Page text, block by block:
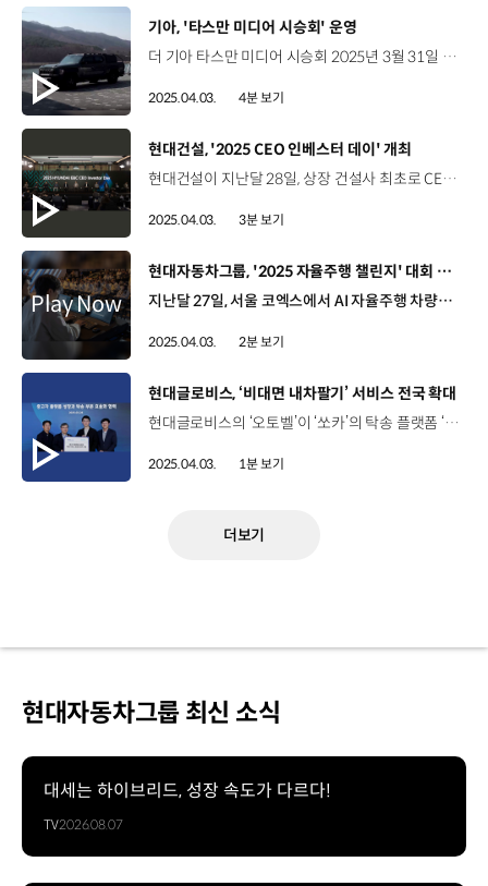
[동영상]
기아, '타스만 미디어 시승회' 운영
더 기아 타스만 미디어 시승회 2025년 3월 31일 ~ 4월 2일 강원도 인제 고성 브랜드 첫 정통 픽업 더 기아 타스만의 미디어 시승회 1박 2일간, 2회에 걸쳐 국내 미디어 약 100매체 인플루언서 50팀 참여 타스만 주요 USP 및 주행 성능 체험 견고함과 활용성을 갖춘 ‘타스만 익스트림’ 모델 험로 주행에 최적화된 ‘타스만 X-PRO’ 모델 오프로드 체험 타스만 X-PRO 모델을 활용해 산악 및 계곡, 수로 등 주행 체험 Traction Control System TCS 제어를 통해 산악 지형에서도 안정적으로 주행 산악 주행에 특화된 터레인 모드 ‘락(ROCK)’ 안정적인 오프로드 주행을 돕는 ‘X-트랙’ 모드 등 체험 0.5m-0.8m 깊이의 수로에서 도강 성능 확인 노면 상황에 따라 반응하는 오토 터레인 모드 경험 대각으로 무게 중심이 이동하는 상황에서 타스만의 차체와 서스펜션 강성 체험 높은 경사에도 안정감있는 주행 성능 체험 온로드 체험 타스만 익스트림 모델을 활용해 도로주행 성능 체험 최고 출력 281마력, 최대 토크 43.0kgf·m 오프로드와 온로드를 넘나드는 픽업, 타스만 NVH 성능 강화하기 위해 전방 및 유리 1열에 이중접합 차음유리 적용 기착지에 마련된 부스 다양한 피크닉 소품 활용 타스만의 우수한 공간 활용성 체험 픽업 플랫폼 ‘보디 온 프레임’ 적용 뛰어난 적재 능력, 높은 내구성 구현 최대 3,500kg까지 견인할 수 있는 토잉 성능 PM, 연구원, 마케팅 담당자가 직접 답변하는 미디어 QA 세션 진행 김홍모 기자 / 팍스경제TV기아의 타스만을 실제로 타보기 전에 느꼈던 감정은 ‘이제 픽업의 선택지가 늘었구나’ 정도만 생각하고 왔었는데 실제로 타 보니까 오프로드 성능에 대해서 굉장히 많은 기술들을 담고 있어서 깜짝 놀랐습니다. 기아가 타스만을 출시하면서 ‘우리나라 픽업도 기준과 체급 자체가 올라간 게 아닌가’ 하는 생각을 갖게 되었습니다. “픽업 시장에 새로운 패러다임 더 기아 타스만”
2025.04.03. 4분 보기
[동영상]
현대건설, '2025 CEO 인베스터 데이' 개최
현대건설이 지난달 28일, 상장 건설사 최초로 CEO 인베스터 데이를 열고 에너지 중심의 성장 전략 ‘H-Road’를 공개했습니다. 이번에 공개된 ‘H-Road’에는 에너지 전환을 선도하고 경쟁력을 강화하기 위한 중장기 성장 전략이 담겼습니다. 이한우 대표이사 / 현대건설 현대건설이 개척해 온 발자취가 곧 건설 산업의 길이 되었습니다. 끊임없는 도전과 혁신을 통해 건설 산업을 선도해 왔으며, 앞으로도 우리가 걸어온 길을 토대로 지속 가능한 성장을 향해 힘찬 발걸음을 이어나갈 것입니다. 이것이 현대건설이 생각하는 ‘H-Road’입니다. 현대건설은 ‘H-Road’의 세 가지 키워드를 골자로 미래를 준비하는데요, 먼저, ‘에너지 트랜지션 리더’로서 대형원전과 SMR 등 원자력 사업을 중심으로 지속가능한 에너지 혁신을 주도해나갈 계획입니다. 또한, 고부가가치 기술을 기반으로 현지화 전략을 펼쳐 유럽, 미국, 오세아니아 등 선진시장에서의 시장 지배력도 확대해나갈 예정이며, ‘코어 컴피턴시 포커스’ 전략을 통해 데이터센터, 해상풍력 등 경쟁 우위 사업에 역량을 집중함으로써 글로벌 건설업계 선두 자리를 공고히 할 것을 선언했습니다. 이한우 대표이사 / 현대건설 현대건설은 건설업계 중 유일하게 기술 연구소를 운영하고 있으며, 앞으로도 첨단 기술과 스마트 건설 솔루션을 바탕으로 건설 산업의 디지털 전환을 가속화하고 미래 모빌리티 인프라 구축을 선도하는 건설 기업이 되겠습니다. 현대건설은 이날, ‘H-Road’실현을 위한 재무 전략도 발표했는데요. 수주 규모를 현재 17조 5천억 원에서 2030년 25조 원 이상으로 확대해 수주 및 매출 40조 원과 영업이익률 8%를 달성할 계획입니다. 이와 함께 현대건설은 최소 주당 배당금을 올해부터 기존 600원에서 800원으로 상향 조정하고, 2027년까지 총 주주환원율을 25% 이상으로 확대하는 등 주주환원 정책도 강화해나갈 예정입니다.
2025.04.03. 3분 보기
[동영상]
현대자동차그룹, '2025 자율주행 챌린지' 대회 개최
지난달 27일, 서울 코엑스에서 AI 자율주행 차량이 가상의 도심을 달리는 ‘2025 자율주행 챌린지’가 개최됐습니다. 현대자동차그룹은 지난 2010년부터 자율주행 기술 연구와 개발, 우수 인재 육성을 위해 자율주행 경진대회를 개최하고 있는데요. 올해는 대회 최초로 ‘AI 엔드 투 엔드 자율주행’ 기술력을 겨뤘습니다. AI 엔드 투 엔드 자율주행은 주행 데이터와 도로 교통 상황의 시나리오를 AI에 학습시키는 방식으로, 글로벌 자율주행 트렌드로 주목받고 있습니다. 이번 대회에는 총 16개 팀이 참가한 가운데 예선 경기를 거쳐 상위 8개 팀이 본선에 진출했는데요. 각 팀별로 세 가지 시나리오에 대한 미션을 수행한 뒤, 완주 점수와 페널티 등을 합산한 총점으로 최종 순위를 결정했습니다. 김소영 우승팀 / 한양대학교 저희가 처음 해보는 ‘AI 엔드 투 엔드 자율주행’이다 보니 데이터를 직접 취득을 하고 그걸 또 다시 학습하고 힘들었지만 그래도 값진 경험, 값진 결과를 얻게 되어서 행복했습니다. 우승팀에게는 상금 3,000만 원과 관련 부문 입사 지원 시 서류전형이 면제되는 채용 특전이 주어졌는데요. 현대자동차그룹은 앞으로도 자율주행 챌린지를 통해 기술 경연의 장을 마련하고 여러 대학이 자율주행 연구개발에 집중할 수 있도록 지원할 예정입니다.
2025.04.03. 2분 보기
[동영상]
현대글로비스, ‘비대면 내차팔기’ 서비스 전국 확대
현대글로비스의 ‘오토벨’이 ‘쏘카’의 탁송 플랫폼 ‘핸들러’와 손잡고 중고차 매입 서비스 지역을 확대합니다. 오토벨은 중고차 매입 서비스로, 고객이 원하는 시간과 장소에 전문 평가 컨설턴트가 방문해 차량을 평가하고 매입했는데요. 앞으로는 전국의 카셰어링 차량 이동을 담당하는 쏘카의 플랫폼 ‘핸들러’와 협력해, 컨설턴트가 방문하기 어려웠던 지역에서도 서비스를 이용할 수 있게 됐습니다. 또한, ‘비대면 내차팔기’ 서비스도 지방 소도시와 도서산간 지역으로 확대되는데요. 고객이 ‘오토벨’에 차량 사진을 올리면 25년 간의 거래 빅데이터를 바탕으로 비대면 견적을 산정하고, 쏘카 ‘핸들러’가 방문해 매각 차량의 검수와 이동 업무를 담당해 고객 편의성을 높일 계획입니다.
2025.04.03. 1분 보기
더보기
현대자동차그룹 최신 소식
대세는 하이브리드, 성장 속도가 다르다!
TV2026.08.07